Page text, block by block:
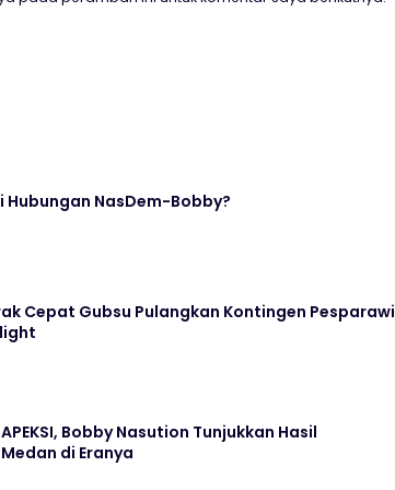
Hubungan NasDem-Bobby?
Cepat Gubsu Pulangkan Kontingen Pesparawi
Bobby Nasution Tunjukkan Hasil
di Eranya